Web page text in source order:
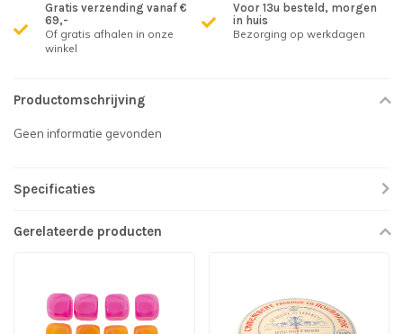
Gratis verzending vanaf €
69,-
Of gratis afhalen in onze
winkel
Voor 13u besteld, morgen
in huis
Bezorging op werkdagen
Productomschrijving
Geen informatie gevonden
Specificaties
Gerelateerde producten